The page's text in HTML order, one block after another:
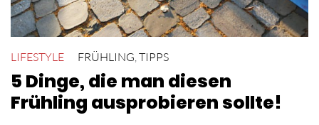
LIFESTYLE FRÜHLING TIPPS
5 Dinge, die man diesen
Frühling ausprobieren sollte!